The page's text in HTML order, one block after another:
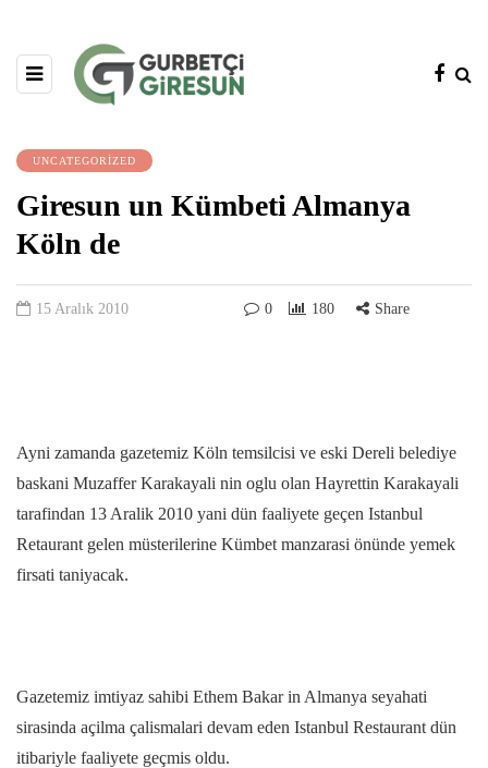
UNCATEGORIZED
Giresun un Kümbeti Almanya
Köln de
15 Aralık 2010 0 180 Share
Ayni zamanda gazetemiz Köln temsilcisi ve eski Dereli belediye
baskani Muzaffer Karakayali nin oglu olan Hayrettin Karakayali
tarafindan 13 Aralik 2010 yani dün faaliyete geçen Istanbul
Retaurant gelen müsterilerine Kümbet manzarasi önünde yemek
firsati taniyacak.
Gazetemiz imtiyaz sahibi Ethem Bakar in Almanya seyahati
sirasinda açilma çalismalari devam eden Istanbul Restaurant dün
itibariyle faaliyete geçmis oldu.